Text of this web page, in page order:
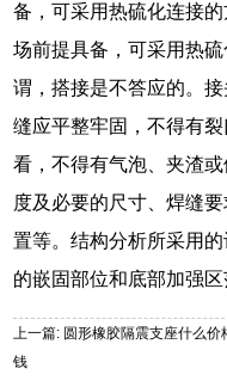
备，可采用热硫化连接
场前提具备，可采用热
谓，搭接是不答应的。
缝应平整牢固，不得有
看，不得有气泡、夹渣
度及必要的尺寸、焊缝
置等。结构分析所采用
的嵌固部位和底部加强区
上一篇: 圆形橡胶隔震支座什么
钱